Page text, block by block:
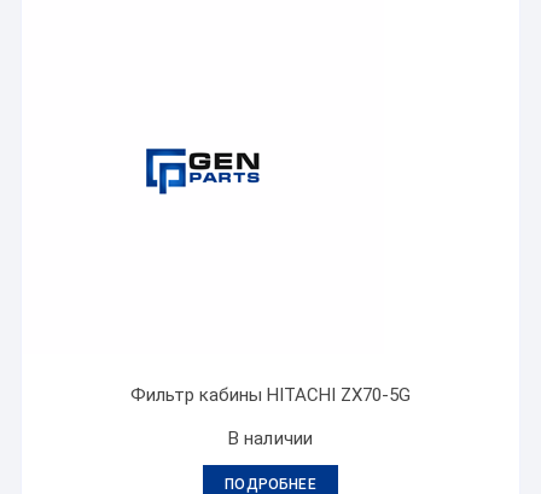
Фильтр кабины HITACHI ZX70-5G
В наличии
ПОДРОБНЕЕ